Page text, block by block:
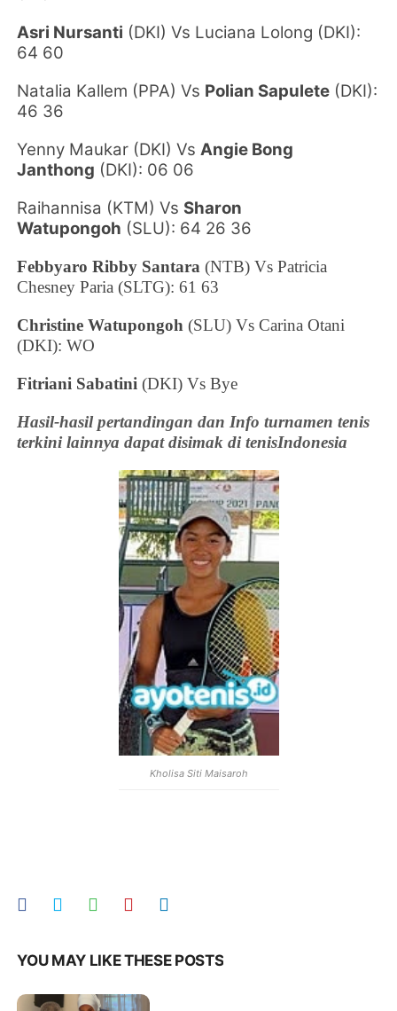
Asri Nursanti (DKI) Vs Luciana Lolong (DKI):
64 60
Natalia Kallem (PPA) Vs Polian Sapulete (DKI):
46 36
Yenny Maukar (DKI) VsAngie Bong
Janthong (DKI): 06 06
Raihannisa (KTM) Vs Sharon
Watupongoh (SLU): 64 26 36
Febbyaro Ribby Santara (NTB) Vs Patricia
Chesney Paria (SLTG): 61 63
Christine Watupongoh (SLU) Vs Carina Otani
(DKI): WO
Fitriani Sabatini (DKI) Vs Bye
Hasil-hasil pertandingan dan Info turnamen tenis
terkini lainnya dapat disimak di tenisIndonesia
Kholisa Siti Maisaroh
YOU MAY LIKE THESE POSTS